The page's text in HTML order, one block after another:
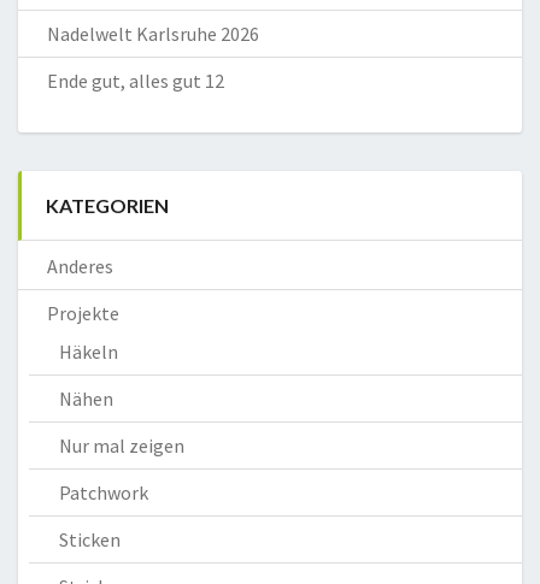
Nadelwelt Karlsruhe 2026
Ende gut, alles gut 12
KATEGORIEN
Anderes
Projekte
Häkeln
Nähen
Nur mal zeigen
Patchwork
Sticken